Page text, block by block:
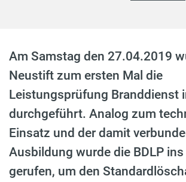
Am Samstag den 27.04.2019
Neustift zum ersten Mal die
Leistungsprüfung Branddienst
durchgeführt. Analog zum
Einsatz und der damit
Ausbildung wurde die BDLP ins
gerufen, um den